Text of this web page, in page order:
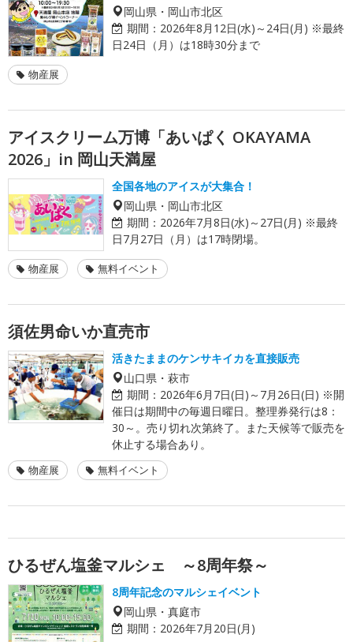
岡山県・岡山市北区
期間： 2026年8月12日(水)～24日(月) ※最終
日24日（月）は18時30分まで
物産展
アイスクリーム万博「あいぱく OKAYAMA
2026」in 岡山天満屋
全国各地のアイスが大集合！
岡山県・岡山市北区
期間： 2026年7月8日(水)～27日(月) ※最終
日7月27日（月）は17時閉場。
物産展 無料イベント
須佐男命いか直売市
活きたままのケンサキイカを直接販売
山口県・萩市
期間： 2026年6月7日(日)～7月26日(日) ※開
催日は期間中の毎週日曜日。整理券発行は8：
30～。売り切れ次第終了。また天候等で販売を
休止する場合あり。
物産展 無料イベント
ひるぜん塩釜マルシェ ～8周年祭～
8周年記念のマルシェイベント
岡山県・真庭市
期間： 2026年7月20日(月)